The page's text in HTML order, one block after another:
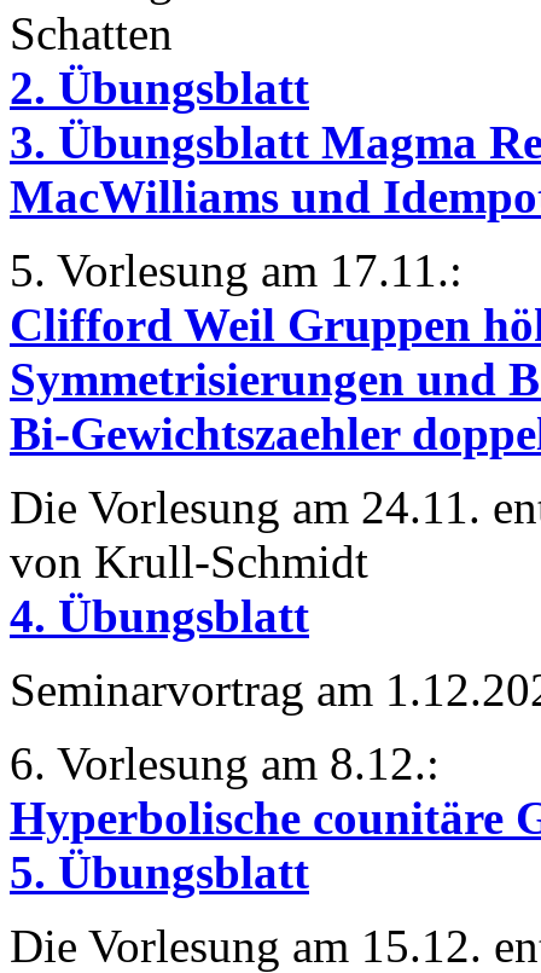
Schatten
2. Übungsblatt
3. Übungsblatt Magma
MacWilliams und
5. Vorlesung am 17.11.:
Clifford Weil Gruppen
Symmetrisierungen und
Bi-Gewichtszaehler
Die Vorlesung am 24.11.
von Krull-Schmidt
4. Übungsblatt
Seminarvortrag am
6. Vorlesung am 8.12.:
Hyperbolische counitäre
5. Übungsblatt
Die Vorlesung am 15.12.